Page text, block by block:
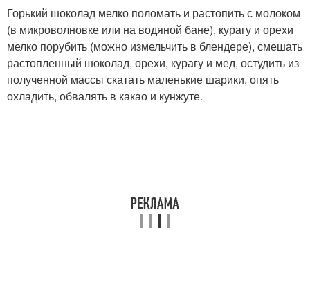
Горький шоколад мелко поломать и растопить с молоком
(в микроволновке или на водяной бане), курагу и орехи
мелко порубить (можно измельчить в блендере), смешать
растопленный шоколад, орехи, курагу и мед, остудить из
полученной массы скатать маленькие шарики, опять
охладить, обвалять в какао и кунжуте.